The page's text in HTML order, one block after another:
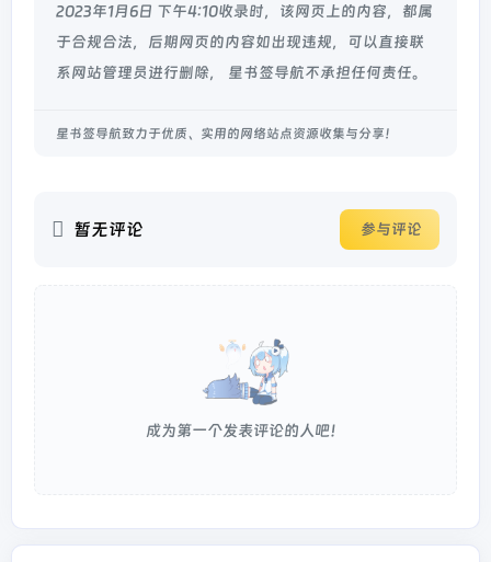
2023年1月6日 下午4:10收录时，该网页上的内容，都属
于合规合法，后期网页的内容如出现违规，可以直接联
系网站管理员进行删除， 星书签导航不承担任何责任。
星书签导航致力于优质、实用的网络站点资源收集与分享！
暂无评论 参与评论
成为第一个发表评论的人吧！